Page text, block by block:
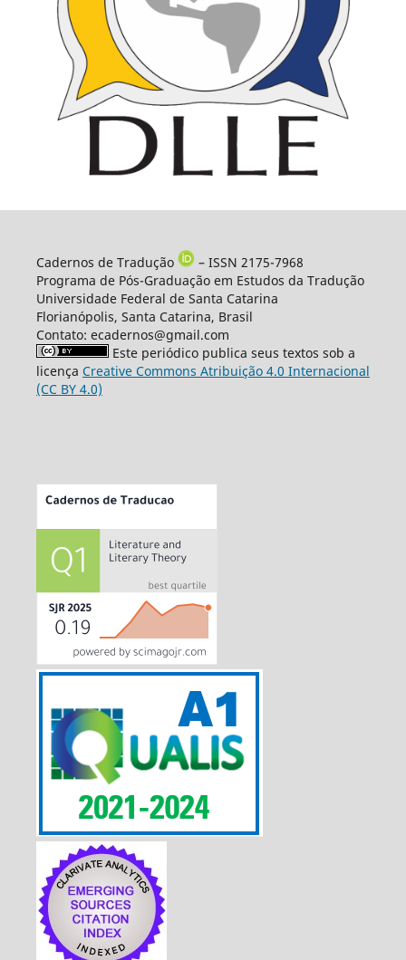
Cadernos de Tradução
– ISSN 2175-7968
Programa de Pós-Graduação em Estudos da Tradução
Universidade Federal de Santa Catarina
Florianópolis, Santa Catarina, Brasil
Contato: ecadernos@gmail.com
Este periódico publica seus textos sob a
licença Creative Commons Atribuição 4.0 Internacional
(CC BY 4.0)